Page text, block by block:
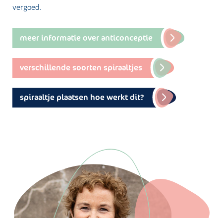
vergoed.
meer informatie over anticonceptie
verschillende soorten spiraaltjes
spiraaltje plaatsen hoe werkt dit?